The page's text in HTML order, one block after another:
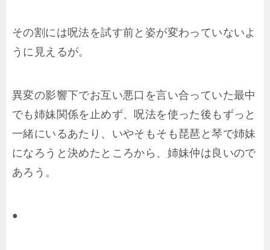
その割には呪法を試す前と姿が変わっていないよ
うに見えるが。
異変の影響下でお互い悪口を言い合っていた最中
でも姉妹関係を止めず、呪法を使った後もずっと
一緒にいるあたり、いやそもそも琵琶と琴で姉妹
になろうと決めたところから、姉妹仲は良いので
あろう。
●